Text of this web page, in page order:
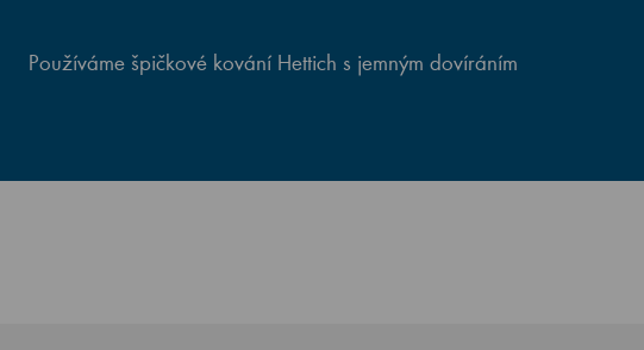
Používáme špičkové kování Hettich s jemným dovíráním